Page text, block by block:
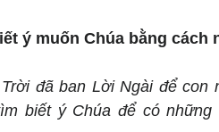
ý muốn Chúa bằng cách
đã ban Lời Ngài để con
biết ý Chúa để có